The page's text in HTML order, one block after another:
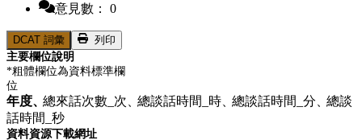
意見數： 0
DCAT 詞彙
列印
主要欄位說明
*粗體欄位為資料標準欄
位
年度、總來話次數_次、總談話時間_時、總談話時間_分、總談
話時間_秒
資料資源下載網址